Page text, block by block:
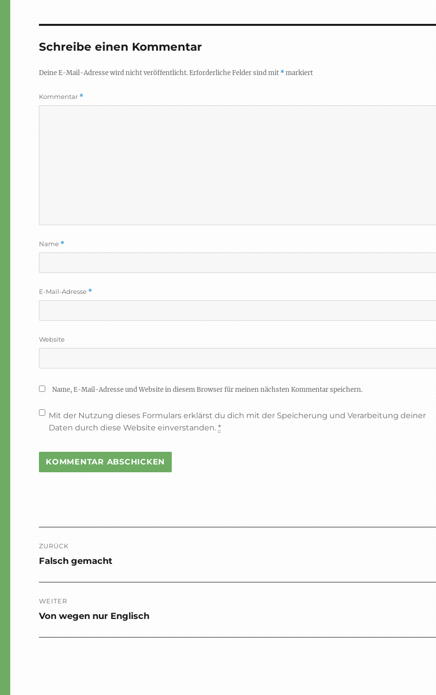
Schreibe einen Kommentar
Deine E-Mail-Adresse wird nicht veröffentlicht.Erforderliche Felder sind mit *markiert
Kommentar *
Name *
E-Mail-Adresse *
Website
Name, E-Mail-Adresse und Website in diesem Browser für meinen nächsten Kommentar speichern.
Mit der Nutzung dieses Formulars erklärst du dich mit der Speicherung und Verarbeitung deiner
Daten durch diese Website einverstanden.*
ZURÜCK
Vorheriger
Falsch gemacht
WEITER
Nächster
Von wegen nur Englisch